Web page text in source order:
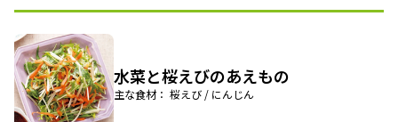
水菜と桜えびのあえもの
主な食材： 桜えび / にんじん